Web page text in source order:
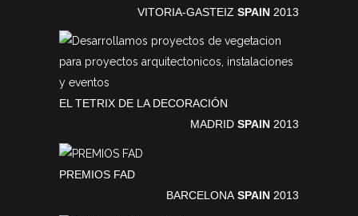
VITORIA-GASTEIZ SPAIN 2013
EL TETRIX DE LA DECORACIÓN
MADRID SPAIN 2013
PREMIOS FAD
BARCELONASPAIN 2013